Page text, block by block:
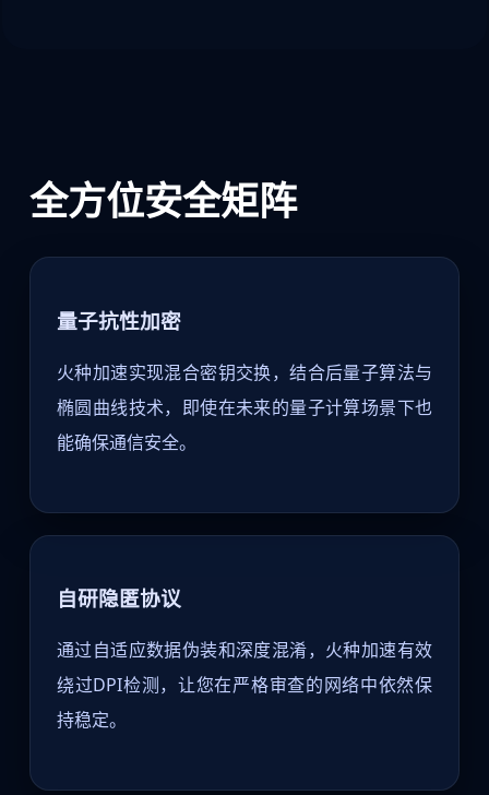
全方位安全矩阵
量子抗性加密
火种加速实现混合密钥交换，结合后量子算法与
椭圆曲线技术，即使在未来的量子计算场景下也
能确保通信安全。
自研隐匿协议
通过自适应数据伪装和深度混淆，火种加速有效
绕过DPI检测，让您在严格审查的网络中依然保
持稳定。